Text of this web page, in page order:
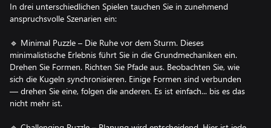
In drei unterschiedlichen Spielen tauchen Sie in zunehmend
anspruchsvolle Szenarien ein:
🔹 Minimal Puzzle – Die Ruhe vor dem Sturm. Dieses
minimalistische Erlebnis führt Sie in die Grundmechaniken ein.
Drehen Sie Formen. Richten Sie Pfade aus. Beobachten Sie, wie
sich die Kugeln synchronisieren. Einige Formen sind verbunden
— drehen Sie eine, folgen die anderen. Es ist einfach... bis es das
nicht mehr ist.